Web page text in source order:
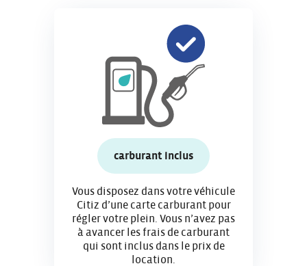
carburant inclus
Vous disposez dans votre véhicule
Citiz d’une carte carburant pour
régler votre plein. Vous n’avez pas
à avancer les frais de carburant
qui sont inclus dans le prix de
location.